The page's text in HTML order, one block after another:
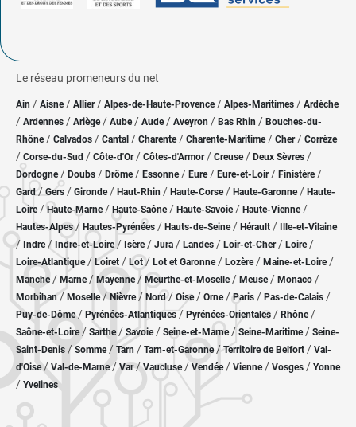
Le réseau promeneurs du net
Ain / Aisne/ Allier/ Alpes-de-Haute-Provence / Alpes-Maritimes / Ardèche
/ Ardennes / Ariège/ Aube/ Aude / Aveyron / Bas Rhin / Bouches-du-
Rhône/ Calvados / Cantal / Charente / Charente-Maritime/ Cher / Corrèze
/ Corse-du-Sud / Côte-d'Or / Côtes-d'Armor/ Creuse/ Deux Sèvres /
Dordogne/ Doubs / Drôme/ Essonne / Eure/ Eure-et-Loir / Finistère/
Gard/ Gers / Gironde/ Haut-Rhin / Haute-Corse/ Haute-Garonne/ Haute-
Loire/Haute-Marne/ Haute-Saône/ Haute-Savoie/ Haute-Vienne/
Hautes-Alpes/ Hautes-Pyrénées / Hauts-de-Seine/ Hérault / Ille-et-Vilaine
/ Indre/ Indre-et-Loire/ Isère/ Jura / Landes / Loir-et-Cher/ Loire/
Loire-Atlantique/ Loiret / Lot/ Lot et Garonne/ Lozère / Maine-et-Loire/
Manche/ Marne/ Mayenne/ Meurthe-et-Moselle/ Meuse/ Monaco /
Morbihan/ Moselle/ Nièvre / Nord/ Oise / Orne/Paris / Pas-de-Calais /
Puy-de-Dôme/ Pyrénées-Atlantiques / Pyrénées-Orientales / Rhône/
Saône-et-Loire/ Sarthe/ Savoie/ Seine-et-Marne/ Seine-Maritime/ Seine-
Saint-Denis /Somme/ Tarn / Tarn-et-Garonne/Territoire de Belfort / Val-
d'Oise/ Val-de-Marne/Var/Vaucluse/ Vendée/ Vienne/ Vosges / Yonne
/ Yvelines